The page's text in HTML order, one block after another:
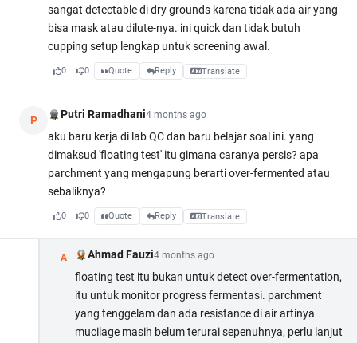
sangat detectable di dry grounds karena tidak ada air yang
bisa mask atau dilute-nya. ini quick dan tidak butuh
cupping setup lengkap untuk screening awal.
0 0 Quote Reply Translate
P Putri Ramadhani4 months ago
aku baru kerja di lab QC dan baru belajar soal ini. yang
dimaksud 'floating test' itu gimana caranya persis? apa
parchment yang mengapung berarti over-fermented atau
sebaliknya?
0 0 Quote Reply Translate
A Ahmad Fauzi4 months ago
floating test itu bukan untuk detect over-fermentation,
itu untuk monitor progress fermentasi. parchment
yang tenggelam dan ada resistance di air artinya
mucilage masih belum terurai sepenuhnya, perlu lanjut